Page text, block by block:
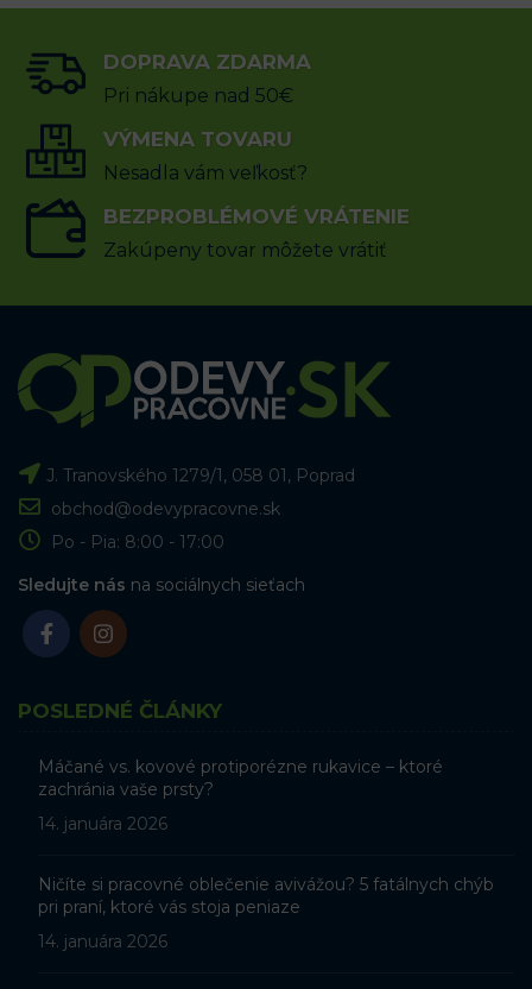
(2x)
13.21€ s DPH
VÝBER MOŽNOSTÍ
DOPRAVA ZDARMA
Pri nákupe nad 50€
VÝMENA TOVARU
Nesadla vám veľkosť?
BEZPROBLÉMOVÉ VRÁTENIE
Zakúpeny tovar môžete vrátiť
J. Tranovského 1279/1, 058 01, Poprad
obchod@odevypracovne.sk
Po - Pia: 8:00 - 17:00
Sledujte nás na sociálnych sieťach
POSLEDNÉ ČLÁNKY
Máčané vs. kovové protiporézne rukavice – ktoré
zachránia vaše prsty?
14. januára 2026
Ničíte si pracovné oblečenie avivážou? 5 fatálnych chýb
pri praní, ktoré vás stoja peniaze
14. januára 2026